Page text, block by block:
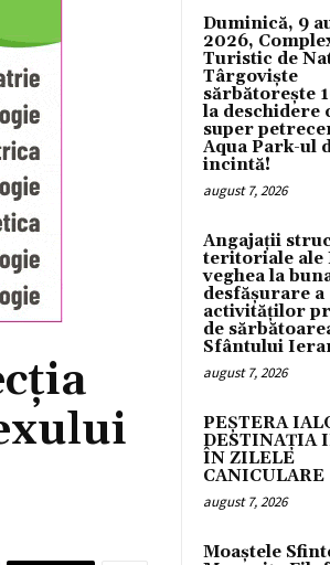
Duminică, 9
2026,
Turistic de
Târgoviște
sărbătorește
la deschidere
super
Aqua Park-ul
incintă!
august 7, 2026
Angajații
teritoriale ale
veghea la
desfășurare a
activităților
de
Sfântului
august 7, 2026
PEȘTERA
DESTINAȚIA
ÎN ZILELE
CANICULARE
august 7, 2026
Moaștele